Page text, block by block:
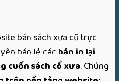
bán sách xưa cũ trực
bán lẻ các bản in lại
cuốn sách cổ xưa. Chúng